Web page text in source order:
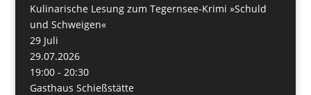
Kulinarische Lesung zum Tegernsee-Krimi »Schuld
und Schweigen«
29 Juli
29.07.2026
19:00 - 20:30
Gasthaus Schießstätte